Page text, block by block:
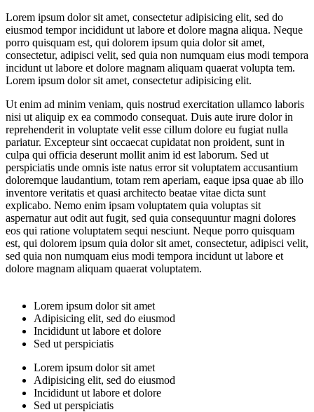
Lorem ipsum dolor sit amet, consectetur adipisicing elit, sed do
eiusmod tempor incididunt ut labore et dolore magna aliqua. Neque
porro quisquam est, qui dolorem ipsum quia dolor sit amet,
consectetur, adipisci velit, sed quia non numquam eius modi tempora
incidunt ut labore et dolore magnam aliquam quaerat volupta tem.
Lorem ipsum dolor sit amet, consectetur adipisicing elit.
Ut enim ad minim veniam, quis nostrud exercitation ullamco laboris
nisi ut aliquip ex ea commodo consequat. Duis aute irure dolor in
reprehenderit in voluptate velit esse cillum dolore eu fugiat nulla
pariatur. Excepteur sint occaecat cupidatat non proident, sunt in
culpa qui officia deserunt mollit anim id est laborum. Sed ut
perspiciatis unde omnis iste natus error sit voluptatem accusantium
doloremque laudantium, totam rem aperiam, eaque ipsa quae ab illo
inventore veritatis et quasi architecto beatae vitae dicta sunt
explicabo. Nemo enim ipsam voluptatem quia voluptas sit
aspernatur aut odit aut fugit, sed quia consequuntur magni dolores
eos qui ratione voluptatem sequi nesciunt. Neque porro quisquam
est, qui dolorem ipsum quia dolor sit amet, consectetur, adipisci velit,
sed quia non numquam eius modi tempora incidunt ut labore et
dolore magnam aliquam quaerat voluptatem.
Lorem ipsum dolor sit amet
Adipisicing elit, sed do eiusmod
Incididunt ut labore et dolore
Sed ut perspiciatis
Lorem ipsum dolor sit amet
Adipisicing elit, sed do eiusmod
Incididunt ut labore et dolore
Sed ut perspiciatis